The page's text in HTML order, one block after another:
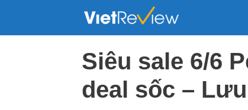
Siêu sale 6/6
deal sốc –